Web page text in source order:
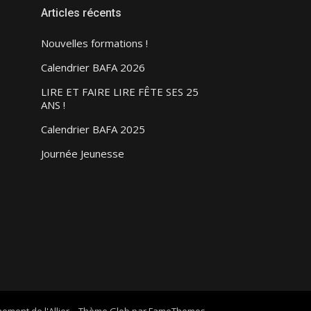
Articles récents
Nouvelles formations !
Calendrier BAFA 2026
LIRE ET FAIRE LIRE FÊTE SES 25
ANS !
Calendrier BAFA 2025
Journée Jeunesse